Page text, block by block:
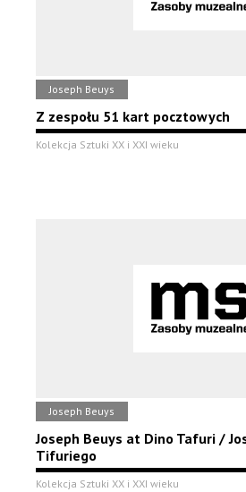
Joseph Beuys
Z zespołu 51 kart pocztowych
Kolekcja Sztuki XX i XXI wieku
Joseph Beuys
Joseph Beuys at Dino Tafuri /
Tifuriego
Kolekcja Sztuki XX i XXI wieku